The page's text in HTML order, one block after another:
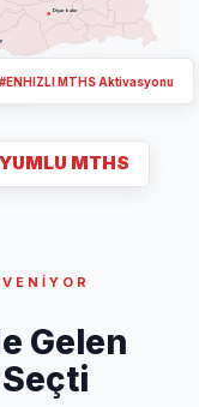
Diyarbakır
MTHS
#ENHIZLI MTHS Aktivasyonu
Gelen